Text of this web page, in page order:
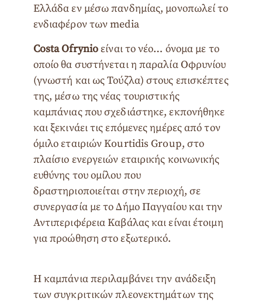
Ελλάδα εν μέσω πανδημίας, μονοπωλεί το
ενδιαφέρον των media
Costa Ofrynioείναι το νέο… όνομα με το
οποίο θα συστήνεται η παραλία Οφρυνίου
(γνωστή και ως Τούζλα) στους επισκέπτες
της, μέσω της νέας τουριστικής
καμπάνιας που σχεδιάστηκε, εκπονήθηκε
και ξεκινάει τις επόμενες ημέρες από τον
όμιλο εταιριών Kourtidis Group, στο
πλαίσιο ενεργειών εταιρικής κοινωνικής
ευθύνης του ομίλου που
δραστηριοποιείται στην περιοχή, σε
συνεργασία με το Δήμο Παγγαίου και την
Αντιπεριφέρεια Καβάλας και είναι έτοιμη
για προώθηση στο εξωτερικό.
Η καμπάνια περιλαμβάνει την ανάδειξη
των συγκριτικών πλεονεκτημάτων της